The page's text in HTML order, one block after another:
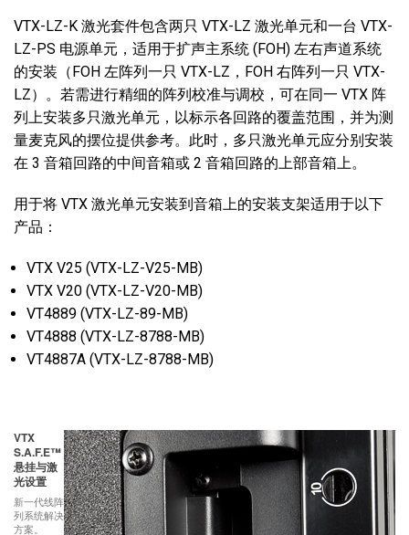
VTX-LZ-K 激光套件包含两只 VTX-LZ 激光单元和一台 VTX-
LZ-PS 电源单元，适用于扩声主系统 (FOH) 左右声道系统
的安装（FOH 左阵列一只 VTX-LZ，FOH 右阵列一只 VTX-
LZ）。若需进行精细的阵列校准与调校，可在同一 VTX 阵
列上安装多只激光单元，以标示各回路的覆盖范围，并为测
量麦克风的摆位提供参考。此时，多只激光单元应分别安装
在 3 音箱回路的中间音箱或 2 音箱回路的上部音箱上。
用于将 VTX 激光单元安装到音箱上的安装支架适用于以下
产品：
VTX V25 (VTX-LZ-V25-MB)
VTX V20 (VTX-LZ-V20-MB)
VT4889 (VTX-LZ-89-MB)
VT4888 (VTX-LZ-8788-MB)
VT4887A (VTX-LZ-8788-MB)
VTX
S.A.F.E™
悬挂与激
光设置
新一代线阵
列系统解决
方案。